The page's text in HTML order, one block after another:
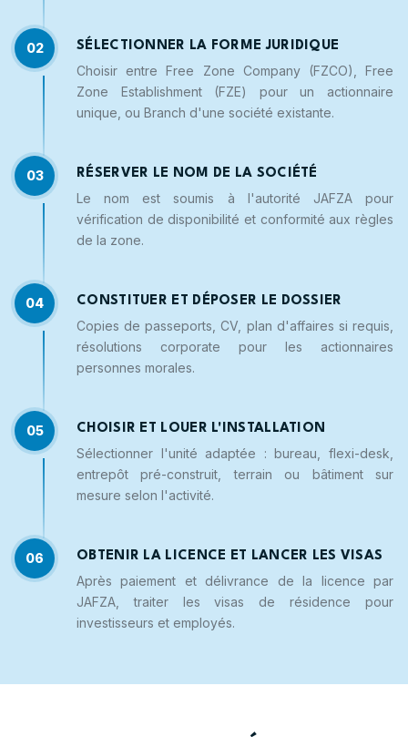
02 SÉLECTIONNER LA FORME JURIDIQUE
Choisir entre Free Zone Company (FZCO), Free
Zone Establishment (FZE) pour un actionnaire
unique, ou Branch d'une société existante.
03 RÉSERVER LE NOM DE LA SOCIÉTÉ
Le nom est soumis à l'autorité JAFZA pour
vérification de disponibilité et conformité aux règles
de la zone.
04 CONSTITUER ET DÉPOSER LE DOSSIER
Copies de passeports, CV, plan d'affaires si requis,
résolutions corporate pour les actionnaires
personnes morales.
05 CHOISIR ET LOUER L'INSTALLATION
Sélectionner l'unité adaptée : bureau, flexi-desk,
entrepôt pré-construit, terrain ou bâtiment sur
mesure selon l'activité.
06 OBTENIR LA LICENCE ET LANCER LES VISAS
Après paiement et délivrance de la licence par
JAFZA, traiter les visas de résidence pour
investisseurs et employés.